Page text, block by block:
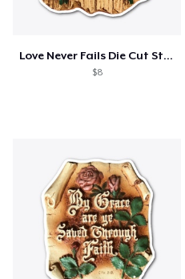
Love Never Fails Die Cut Sticker
$8